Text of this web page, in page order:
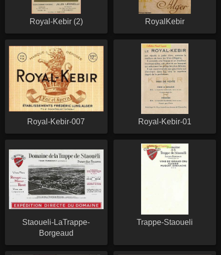
Royal-Kebir (2) RoyalKebir
Royal-Kebir-007 Royal-Kebir-01
Staoueli-LaTrappe-
Borgeaud
Trappe-Staoueli